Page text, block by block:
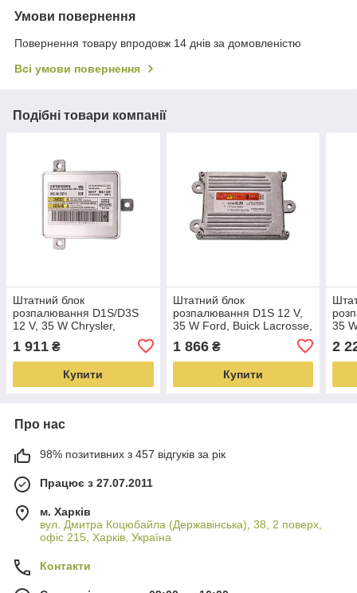
Умови повернення
Повернення товару впродовж 14 днів за домовленістю
Всі умови повернення
Подібні товари компанії
Штатний блок
розпалювання D1S/D3S
12 V, 35 W Chrysler,
Dodge, Jaguar, Mitsubishi,
Lancia, Land Rover,
Porsche, Seat (17006)
1 911 ₴
Купити
Штатний блок
розпалювання D1S 12 V,
35 W Ford, Buick Lacrosse,
Cadillac, Land Rover, Saab
(17005)
1 866₴
Купити
35
2
Про нас
98% позитивних з 457 відгуків за рік
Працює з 27.07.2011
м. Харків
вул. Дмитра Коцюбайла (Державінська), 38, 2 поверх,
офіс 215, Харків, Україна
Контакти